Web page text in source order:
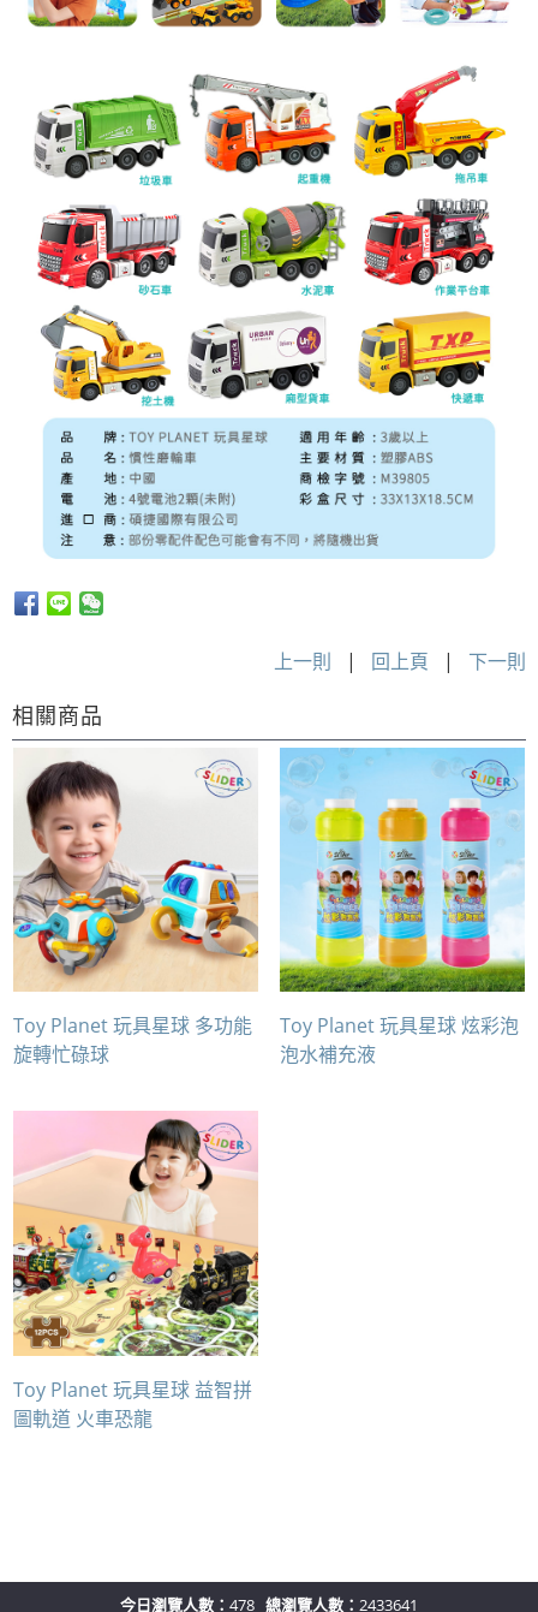
上一則 | 回上頁 | 下一則
相關商品
Toy Planet 玩具星球 多功能
旋轉忙碌球
Toy Planet 玩具星球 炫彩泡
泡水補充液
Toy Planet 玩具星球 益智拼
圖軌道 火車恐龍
今日瀏覽人數： 478 總瀏覽人數： 2433641